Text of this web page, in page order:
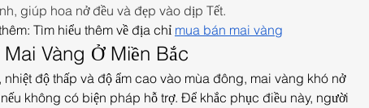
giúp hoa nở đều và đẹp vào dịp Tết.
Tìm hiểu thêm về địa chỉ mua bán mai vàng
Vàng Ở Miền Bắc
nhiệt độ thấp và độ ẩm cao vào mùa đông, mai vàng khó nở
không có biện pháp hỗ trợ. Để khắc phục điều này, người